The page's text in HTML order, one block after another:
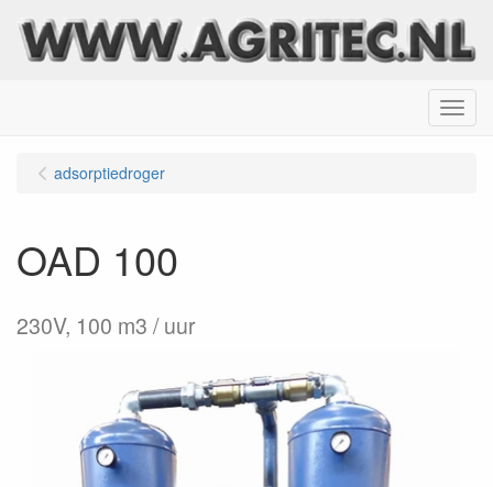
Menu
adsorptiedroger
OAD 100
230V, 100 m3 / uur